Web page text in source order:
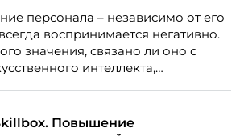
персонала – независимо от его
воспринимается негативно.
значения, связано ли оно с
интеллекта,
Для сотрудников сокращения
Повышение